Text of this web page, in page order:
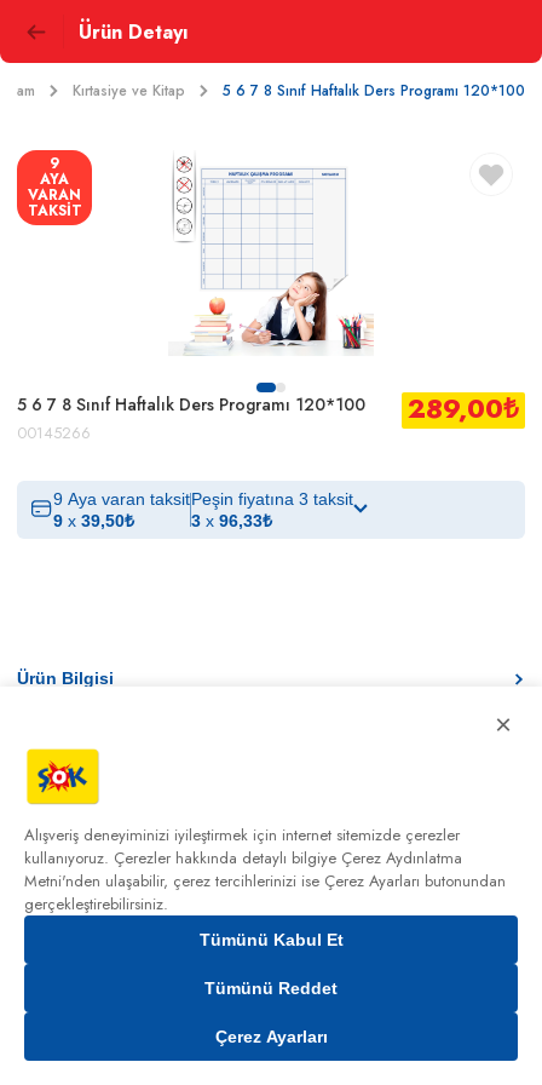
Ürün Detayı
Kırtasiye ve Kitap 5 6 7 8 Sınıf Haftalık Ders Programı 120*100
9
AYA
VARAN
TAKSİT
5 6 7 8 Sınıf Haftalık Ders Programı 120*100
00145266
289,00₺
Gelince Haber Ver
9 Aya varan taksit
9 x 39,50₺
Peşin fiyatına 3 taksit
3 x 96,33₺
Ürün Bilgisi
Taksit Seçenekleri
Ürün stoklar ile sınırlıdır. Ürünün stok, fiyat ve kampanya bilgisi teslimat
bölgesine göre değişiklik gösterebilmektedir.
×
Alışveriş deneyiminizi iyileştirmek için internet sitemizde çerezler
kullanıyoruz. Çerezler hakkında detaylı bilgiye Çerez Aydınlatma
Metni'nden ulaşabilir, çerez tercihlerinizi ise Çerez Ayarları butonundan
gerçekleştirebilirsiniz.
Tümünü Kabul Et
Tümünü Reddet
Çerez Ayarları